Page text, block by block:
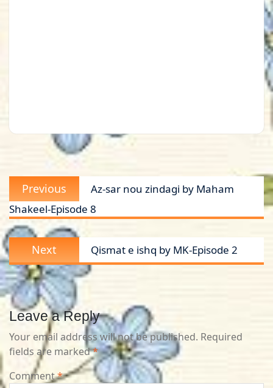
Post
navigation
Previous
Previous
post:
Az-sar nou zindagi by Maham
Shakeel-Episode 8
Next
Next
post:
Qismat e ishq by MK-Episode 2
Leave a Reply
Your email address will not be published. Required
fields are marked*
Comment*